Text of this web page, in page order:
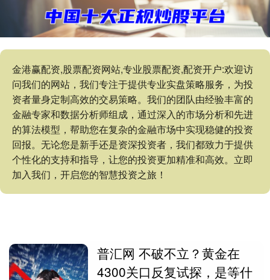
金港赢配资,股票配资网站,专业股票配资,配资开户:欢迎访
问我们的网站，我们专注于提供专业实盘策略服务，为投
资者量身定制高效的交易策略。我们的团队由经验丰富的
金融专家和数据分析师组成，通过深入的市场分析和先进
的算法模型，帮助您在复杂的金融市场中实现稳健的投资
回报。无论您是新手还是资深投资者，我们都致力于提供
个性化的支持和指导，让您的投资更加精准和高效。立即
加入我们，开启您的智慧投资之旅！
普汇网 不破不立？黄金在
4300关口反复试探，是等什